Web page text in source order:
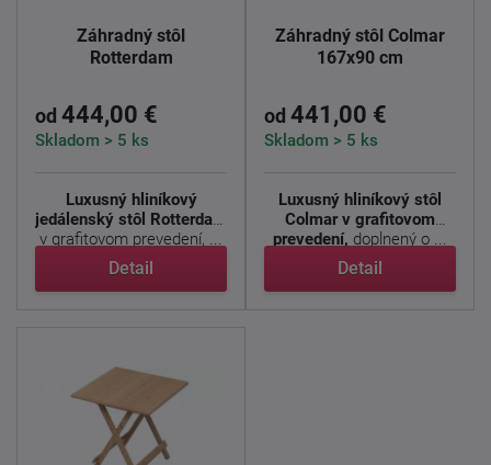
Záhradný stôl
Rotterdam
od 444,00 €
Skladom > 5 ks
Luxusný hliníkový
jedálenský stôl Rotterdam
v grafitovom prevedení, ...
Detail
Záhradný stôl Colmar
167x90 cm
od 441,00 €
Skladom > 5 ks
Luxusný hliníkový stôl
Colmar v grafitovom
prevedení, doplnený o ...
Detail